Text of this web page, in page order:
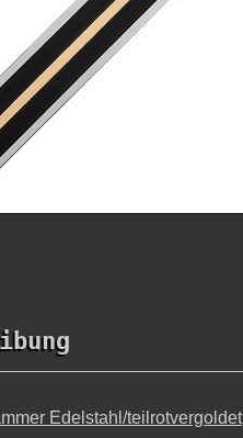
Edelstahl/teilrotvergoldet